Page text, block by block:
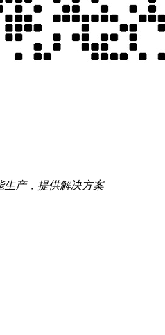
生产，提供解决方案